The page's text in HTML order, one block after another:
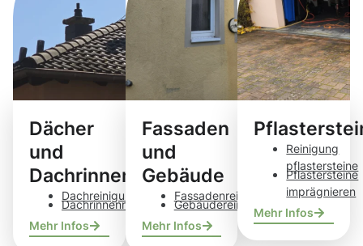
Dächer
und
Dachrinnen
Dachreinigung
Dachrinnenreinigung
Mehr Infos
Fassaden
und
Gebäude
Fassadenreinigung
Gebäudereinigung
Mehr Infos
Reinigung
pflastersteine
Pflastersteine
imprägnieren
Mehr Infos